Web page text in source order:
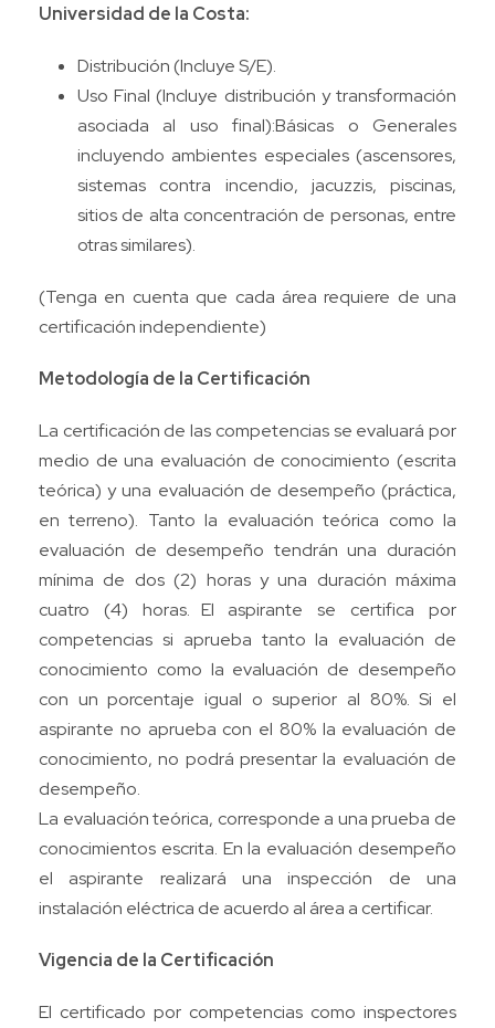
Universidad de la Costa:
Distribución (Incluye S/E).
Uso Final (Incluye distribución y transformación
asociada al uso final):Básicas o Generales
incluyendo ambientes especiales (ascensores,
sistemas contra incendio, jacuzzis, piscinas,
sitios de alta concentración de personas, entre
otras similares).
(Tenga en cuenta que cada área requiere de una
certificación independiente)
Metodología de la Certificación
La certificación de las competencias se evaluará por
medio de una evaluación de conocimiento (escrita
teórica) y una evaluación de desempeño (práctica,
en terreno). Tanto la evaluación teórica como la
evaluación de desempeño tendrán una duración
mínima de dos (2) horas y una duración máxima
cuatro (4) horas. El aspirante se certifica por
competencias si aprueba tanto la evaluación de
conocimiento como la evaluación de desempeño
con un porcentaje igual o superior al 80%. Si el
aspirante no aprueba con el 80% la evaluación de
conocimiento, no podrá presentar la evaluación de
desempeño.
La evaluación teórica, corresponde a una prueba de
conocimientos escrita. En la evaluación desempeño
el aspirante realizará una inspección de una
instalación eléctrica de acuerdo al área a certificar.
Vigencia de la Certificación
El certificado por competencias como inspectores